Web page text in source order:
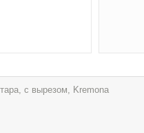
с вырезом, Kremona